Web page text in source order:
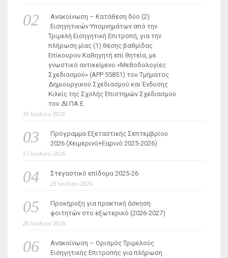
Ανακοίνωση – Κατάθεση δύο (2)
Εισηγητικών Υπομνημάτων από την
Τριμελή Εισηγητική Επιτροπή, για την
πλήρωση μίας (1) θέσης βαθμίδας
Επίκουρου Καθηγητή επί θητεία, με
γνωστικό αντικείμενο «Μεθοδολογίες
Σχεδιασμού» (ΑΡΡ 55851) του Τμήματος
Δημιουργικού Σχεδιασμού και Ένδυσης
Κιλκίς της Σχολής Επιστημών Σχεδιασμού
του ΔΙ.ΠΑ.Ε.
30 Ιουλίου 2026
Πρόγραμμα Εξεταστικής Σεπτεμβρίου
2026 (Χειμερινό+Εαρινό 2025-2026)
27 Ιουλίου 2026
Στεγαστικό επίδομα 2025-26
23 Ιουλίου 2026
Προκήρυξη για πρακτική άσκηση
φοιτητών στο εξωτερικό (2026-2027)
20 Ιουλίου 2026
Ανακοίνωση – Ορισμός Τριμελούς
Εισηγητικής Επιτροπής για πλήρωση